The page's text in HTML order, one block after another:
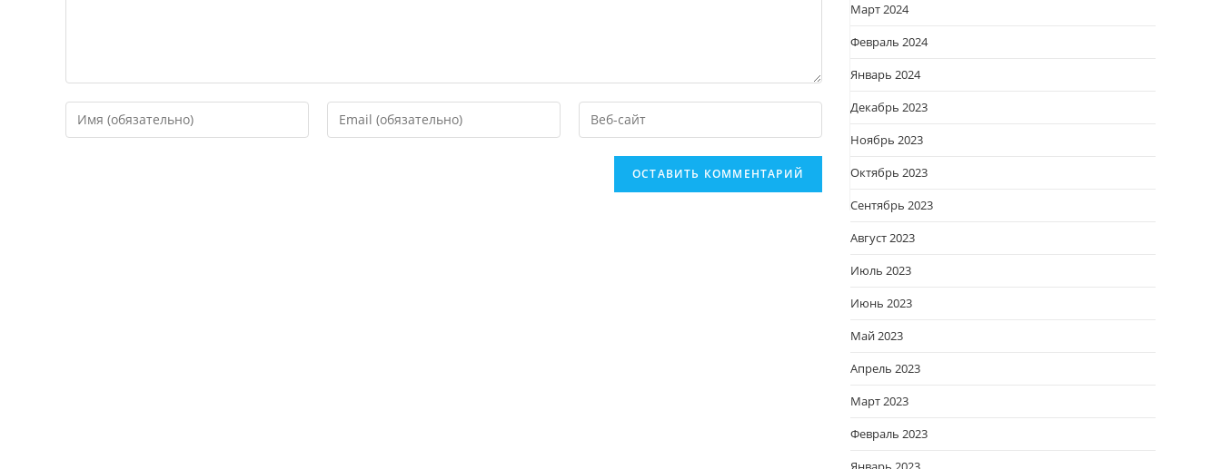
Март 2024
Февраль 2024
Январь 2024
Декабрь 2023
Ноябрь 2023
Октябрь 2023
Сентябрь 2023
Август 2023
Июль 2023
Июнь 2023
Май 2023
Апрель 2023
Март 2023
Февраль 2023